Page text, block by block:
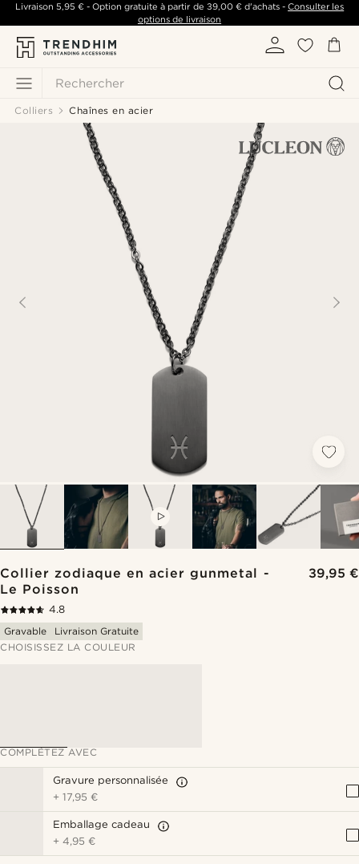
Rechercher
Livraison 5,95 €- Option gratuite à partir de 39,00 €d'achats -Consulter les
options de livraison
Colliers Chaînes en acier
Collier zodiaque en acier gunmetal -
Le Poisson
39,95 €
4.8
Gravable
Livraison Gratuite
CHOISISSEZ LA COULEUR
COMPLÉTEZ AVEC
Gravure personnalisée
+17,95 €
Emballage cadeau
+4,95 €